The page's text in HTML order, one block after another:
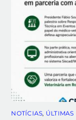
NOTÍCIAS, ÚLTIMAS